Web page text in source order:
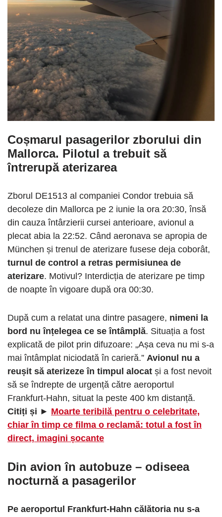
Coșmarul pasagerilor zborului din
Mallorca. Pilotul a trebuit să
întrerupă aterizarea
Zborul DE1513 al companiei Condor trebuia să
decoleze din Mallorca pe 2 iunie la ora 20:30, însă
din cauza întârzierii cursei anterioare, avionul a
plecat abia la 22:52. Când aeronava se apropia de
München și trenul de aterizare fusese deja coborât,
turnul de control a retras permisiunea de
aterizare. Motivul? Interdicția de aterizare pe timp
de noapte în vigoare după ora 00:30.
După cum a relatat una dintre pasagere, nimeni la
bord nu înțelegea ce se întâmplă. Situația a fost
explicată de pilot prin difuzoare: „Așa ceva nu mi s-a
mai întâmplat niciodată în carieră.” Avionul nu a
reușit să aterizeze în timpul alocat și a fost nevoit
să se îndrepte de urgență către aeroportul
Frankfurt-Hahn, situat la peste 400 km distanță.
Citiți și ► Moarte teribilă pentru o celebritate,
chiar în timp ce filma o reclamă: totul a fost în
direct, imagini șocante
Din avion în autobuze – odiseea
nocturnă a pasagerilor
Pe aeroportul Frankfurt-Hahn călătoria nu s-a